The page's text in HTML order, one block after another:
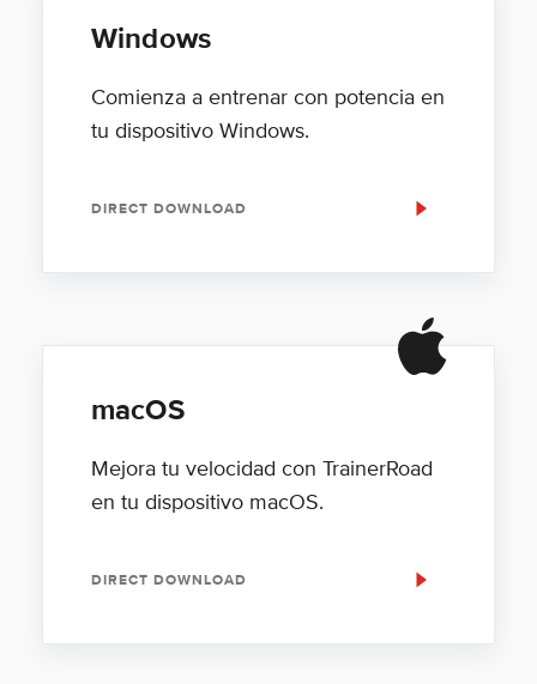
Windows
Comienza a entrenar con potencia en
tu dispositivo Windows.
DIRECT DOWNLOAD
macOS
Mejora tu velocidad con TrainerRoad
en tu dispositivo macOS.
DIRECT DOWNLOAD